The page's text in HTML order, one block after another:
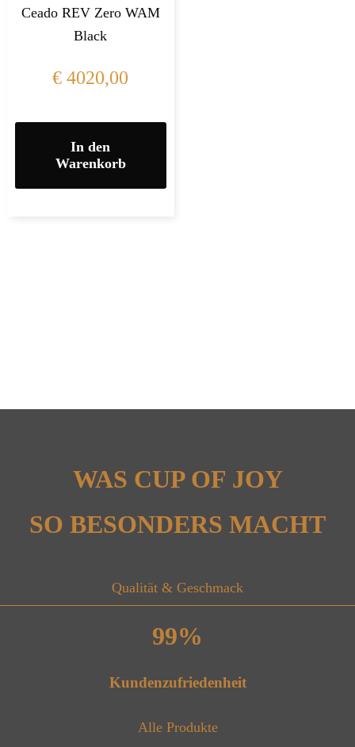
Ceado REV Zero WAM
Black
€ 4020,00
In den
Warenkorb
WAS CUP OF JOY
SO BESONDERS MACHT
Qualität & Geschmack
99%
Kundenzufriedenheit
Alle Produkte